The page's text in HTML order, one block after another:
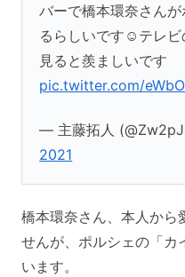
バーで橋本環奈さん
るらしいです☺テレビ
見ると羨ましいです
pic.twitter.com/
— 主藤拓人
2021
橋本環奈さん、本人から
せんが、ポルシェの「カ
います。